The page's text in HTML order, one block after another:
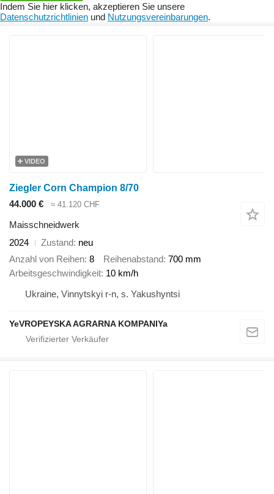
Indem Sie hier klicken, akzeptieren Sie unsere
Datenschutzrichtlinien und Nutzungsvereinbarungen.
VIDEO
Ziegler Corn Champion 8/70
44.000 €
≈ 41.120 CHF
Maisschneidwerk
2024
Zustand neu
Anzahl von Reihen 8 Reihenabstand 700 mm
Arbeitsgeschwindigkeit 10 km/h
Ukraine, Vinnytskyi r-n, s. Yakushyntsi
YeVROPEYSKA AGRARNA KOMPANIYa